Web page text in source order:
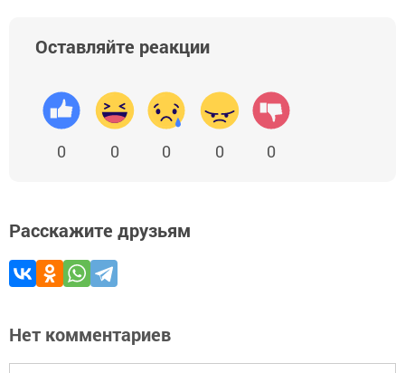
Оставляйте реакции
0 0 0 0 0
Расскажите друзьям
Нет комментариев